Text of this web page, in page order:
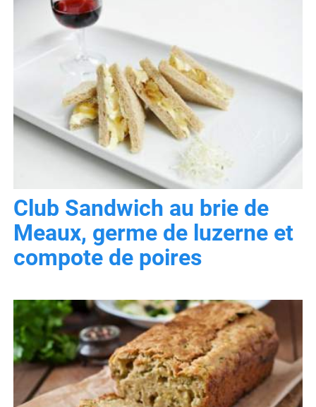
Club Sandwich au brie de
Meaux, germe de luzerne et
compote de poires